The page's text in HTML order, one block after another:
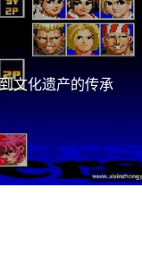
文化遗产的传承